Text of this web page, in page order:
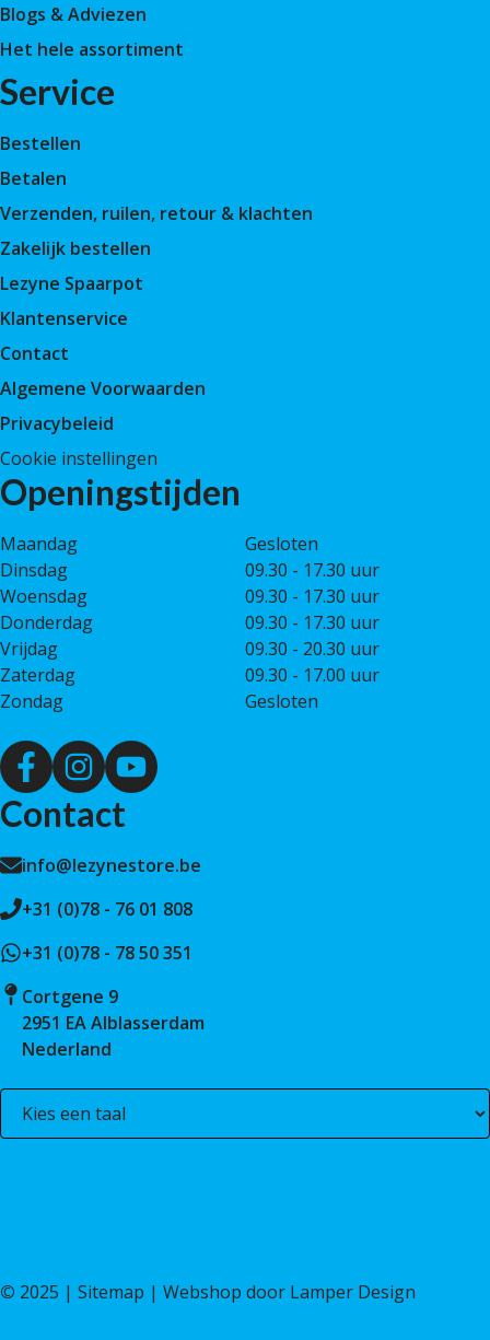
Blogs & Adviezen
Het hele assortiment
Service
Bestellen
Betalen
Verzenden, ruilen, retour & klachten
Zakelijk bestellen
Lezyne Spaarpot
Klantenservice
Contact
Algemene Voorwaarden
Privacybeleid
Cookie instellingen
Openingstijden
Maandag
Gesloten
Dinsdag
09.30 - 17.30 uur
Woensdag
09.30 - 17.30 uur
Donderdag
09.30 - 17.30 uur
Vrijdag
09.30 - 20.30 uur
Zaterdag
09.30 - 17.00 uur
Zondag
Gesloten
Contact
info@lezynestore.be
+31 (0)78 - 76 01 808
+31 (0)78 - 78 50 351
Cortgene 9
2951 EA Alblasserdam
Nederland
© 2025 | Sitemap | Webshop door Lamper Design